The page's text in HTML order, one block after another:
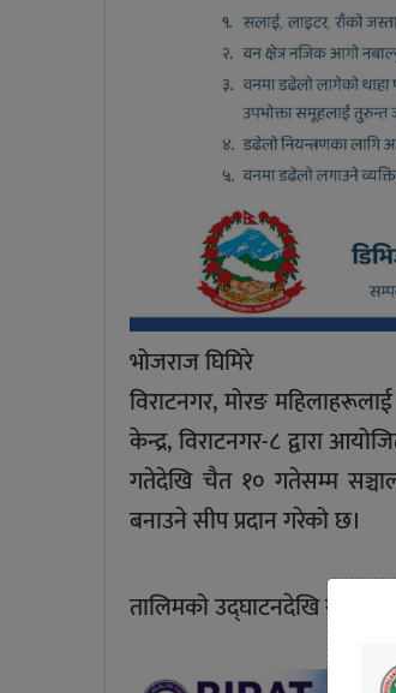
भोजराज घिमिरे
विराटनगर, मोरङ
केन्द्र, विराटनगर-८ द्वारा
गतेदेखि चैत १० गतेसम्म
बनाउने सीप प्रदान गरेको छ।
तालिमको उद्घाटनदेखि